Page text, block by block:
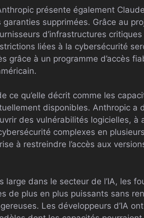
présente également
supprimées. Grâce au
d’infrastructures
liées à la cybersécurité
grâce à un programme d’accès
ce qu’elle décrit comme les
disponibles. Anthropic a
des vulnérabilités logicielles, à
complexes en
à restreindre l’accès aux
dans le secteur de l’IA, les
de plus en plus puissants sans
Les développeurs d’IA